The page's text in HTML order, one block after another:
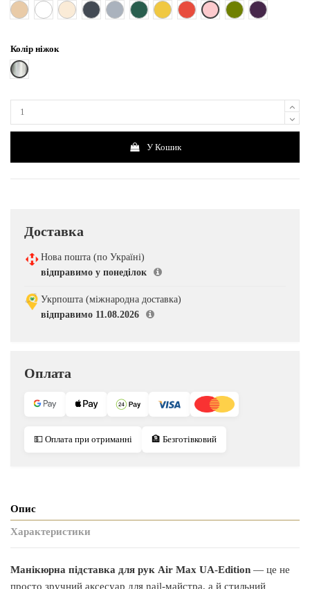
БежевийБілий КремовийЧорний Сірий Смарагдовий
Жовтий ЧервонийРожевийХакі Фіолетовий
Колір ніжок
Срібні (хромовані)
У Кошик
Доставка
Нова пошта (по Україні)
відправимо у понеділок
Укрпошта (міжнародна доставка)
відправимо 11.08.2026
Оплата
💵 Оплата при отриманні 🏦 Безготівковий
Опис
Характеристики
Манікюрна підставка для рук Air Max UA-Edition — це не
просто зручний аксесуар для nail-майстра, а й стильний